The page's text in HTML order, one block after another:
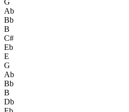
Ab
Bb
B
C#
Eb
E
G
Ab
Bb
B
Db